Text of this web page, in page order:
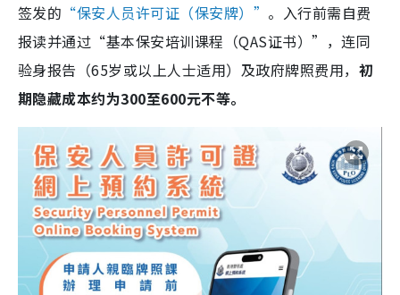
签发的 “保安人员许可证（保安牌）” 。入行前需自费
报读并通过“基本保安培训课程（QAS证书）”，连同
验身报告（65岁或以上人士适用）及政府牌照费用， 初
期隐藏成本约为300至600元不等。